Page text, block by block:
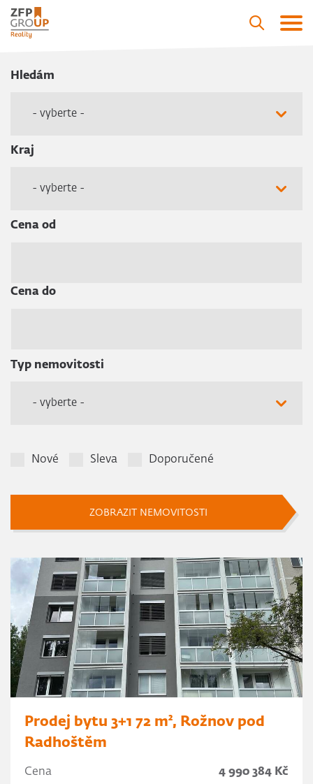
Hledám
- vyberte -
Kraj
- vyberte -
Cena od
Cena do
Typ nemovitosti
- vyberte -
Nové Sleva Doporučené
ZOBRAZIT NEMOVITOSTI
Prodej bytu 3+1 72 m², Rožnov pod
Radhoštěm
Cena 4 990 384 Kč